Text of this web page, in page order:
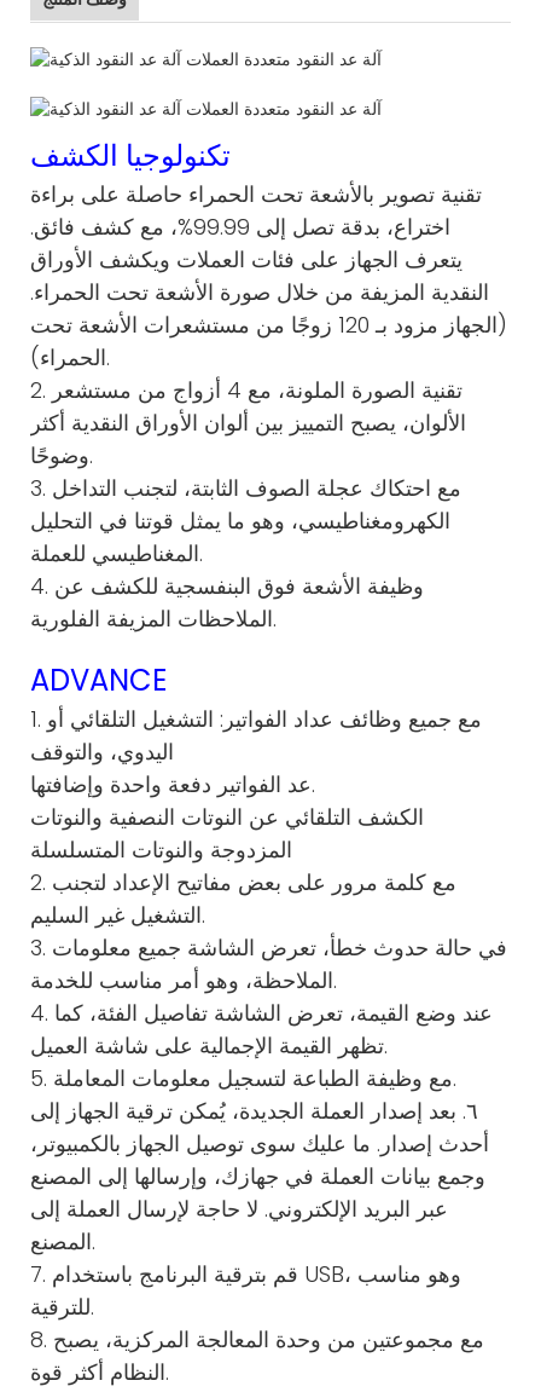
تكنولوجيا الكشف
تقنية تصوير بالأشعة تحت الحمراء حاصلة على براءة
اختراع، بدقة تصل إلى 99.99%، مع كشف فائق.
يتعرف الجهاز على فئات العملات ويكشف الأوراق
النقدية المزيفة من خلال صورة الأشعة تحت الحمراء.
(الجهاز مزود بـ 120 زوجًا من مستشعرات الأشعة تحت
الحمراء).
2. تقنية الصورة الملونة، مع 4 أزواج من مستشعر
الألوان، يصبح التمييز بين ألوان الأوراق النقدية أكثر
وضوحًا.
3. مع احتكاك عجلة الصوف الثابتة، لتجنب التداخل
الكهرومغناطيسي، وهو ما يمثل قوتنا في التحليل
المغناطيسي للعملة.
4. وظيفة الأشعة فوق البنفسجية للكشف عن
الملاحظات المزيفة الفلورية.
ADVANCE
1. مع جميع وظائف عداد الفواتير: التشغيل التلقائي أو
اليدوي، والتوقف
عد الفواتير دفعة واحدة وإضافتها.
الكشف التلقائي عن النوتات النصفية والنوتات
المزدوجة والنوتات المتسلسلة
2. مع كلمة مرور على بعض مفاتيح الإعداد لتجنب
التشغيل غير السليم.
3. في حالة حدوث خطأ، تعرض الشاشة جميع معلومات
الملاحظة، وهو أمر مناسب للخدمة.
4. عند وضع القيمة، تعرض الشاشة تفاصيل الفئة، كما
تظهر القيمة الإجمالية على شاشة العميل.
5. مع وظيفة الطباعة لتسجيل معلومات المعاملة.
٦. بعد إصدار العملة الجديدة، يُمكن ترقية الجهاز إلى
أحدث إصدار. ما عليك سوى توصيل الجهاز بالكمبيوتر،
وجمع بيانات العملة في جهازك، وإرسالها إلى المصنع
عبر البريد الإلكتروني. لا حاجة لإرسال العملة إلى
المصنع.
7. قم بترقية البرنامج باستخدام USB، وهو مناسب
للترقية.
8. مع مجموعتين من وحدة المعالجة المركزية، يصبح
النظام أكثر قوة.